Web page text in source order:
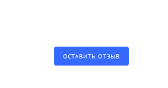
ОСТАВИТЬ ОТЗЫВ